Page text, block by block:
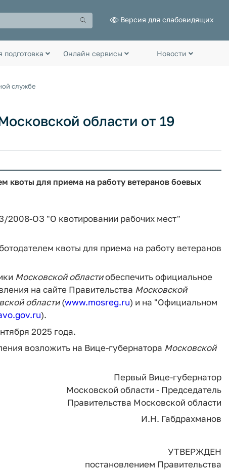
Версия для слабовидящих
подготовка Онлайн сервисы Новости
службе
области от 19
квоты для приема на работу ветеранов боевых
2008-ОЗ "О квотировании рабочих мест"
квоты для приема на работу ветеранов
Московской областиобеспечить официальное
на сайте Правительства Московской
области(www.mosreg.ru) и на "Официальном
).
2025 года.
возложить на Вице-губернатора Московской
Первый Вице-губернатор
Московской области - Председатель
Правительства Московской области
И.Н. Габдрахманов
УТВЕРЖДЕН
постановлением Правительства